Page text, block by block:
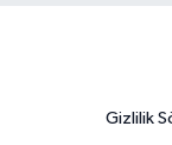
Gizlilik